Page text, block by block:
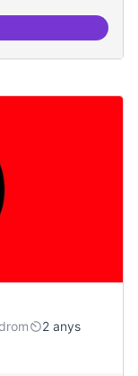
d'un tall a internet
2 anys